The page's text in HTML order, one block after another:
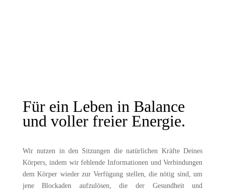
Für ein Leben in Balance
und voller freier Energie.
Wir nutzen in den Sitzungen die natürlichen Kräfte Deines
Körpers, indem wir fehlende Informationen und Verbindungen
dem Körper wieder zur Verfügung stellen, die nötig sind, um
jene Blockaden aufzulösen, die der Gesundheit und